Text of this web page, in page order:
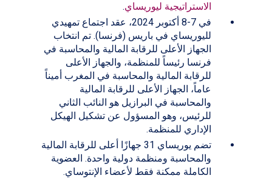
الاستراتيجية ليوريساي.
في 7-8 أكتوبر 2024، عقد اجتماع تمهيدي
لليوريساي في باريس (فرنسا). تم انتخاب
الجهاز الأعلى للرقابة المالية والمحاسبة في
فرنسا رئيساً للمنظمة، والجهاز الأعلى
للرقابة المالية والمحاسبة في المغرب أميناً
عاماً، الجهاز الأعلى للرقابة المالية
والمحاسبة في البرازيل هو النائب الثاني
للرئيس، وهو المسؤول عن تشكيل الهيكل
الإداري للمنظمة.
تضم يوريساي 31 جهازًا أعلى للرقابة المالية
والمحاسبة ومنظمة دولية واحدة. العضوية
الكاملة ممكنة فقط لأعضاء الإنتوساي.